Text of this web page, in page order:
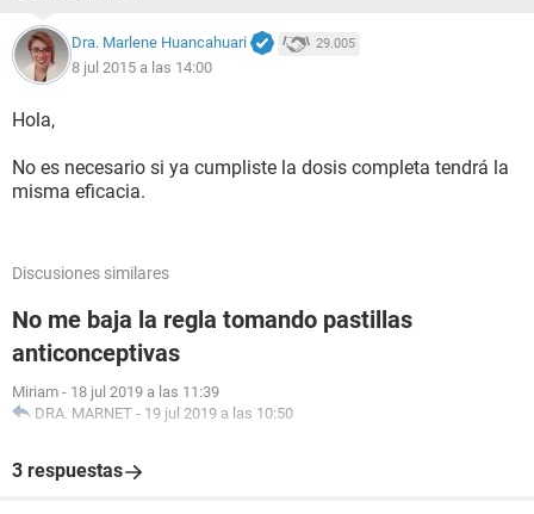
Dra. Marlene Huancahuari 29.005
8 jul 2015 a las 14:00
Hola,
No es necesario si ya cumpliste la dosis completa tendrá la
misma eficacia.
Discusiones similares
No me baja la regla tomando pastillas
anticonceptivas
Miriam - 18 jul 2019 a las 11:39
DRA. MARNET - 19 jul 2019 a las 10:50
3 respuestas